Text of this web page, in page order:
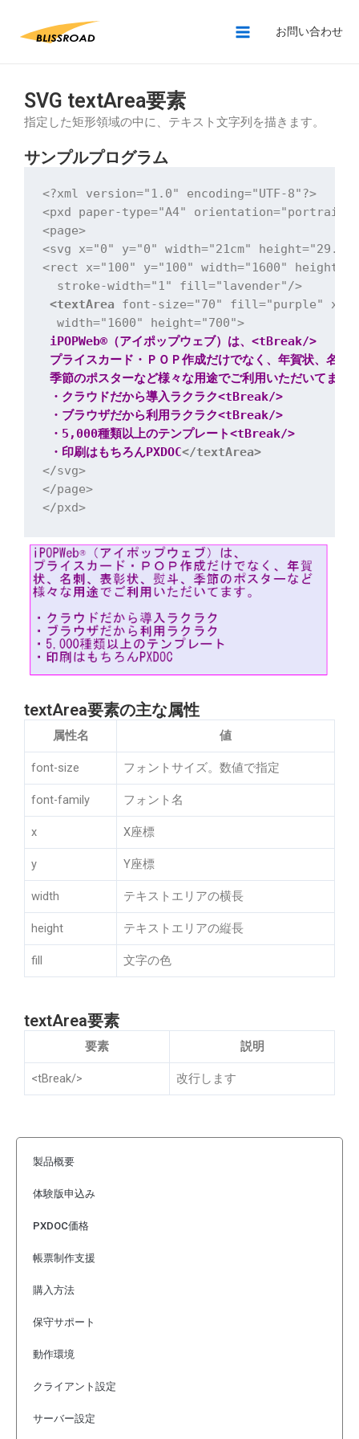
お問い合わせ
SVG textArea要素
指定した矩形領域の中に、テキスト文字列を描きます。
サンプルプログラム
<?xml version="1.0" encoding="UTF-8"?>
<pxd paper-type="A4"
<page>
<svg x="0" y="0" width="21cm"
<rect x="100" y="100" width="1600"
stroke-width="1" fill="lavender"/>
<textArea font-size="70" fill="purple"
width="1600" height="700">
iPOPWeb®（アイポップウェブ）は、<tBreak/>
プライスカード・ＰＯＰ作成だけでなく、年賀状、名刺
季節のポスターなど様々な用途でご利用いただいて
・クラウドだから導入ラクラク<tBreak/>
・ブラウザだから利用ラクラク<tBreak/>
・5,000種類以上のテンプレート<tBreak/>
・印刷はもちろんPXDOC</textArea>
</svg>
</page>
textArea要素の主な属性
属性名 値
font-size フォントサイズ。数値で指定
font-family フォント名
x X座標
y Y座標
width テキストエリアの横長
height テキストエリアの縦長
fill 文字の色
textArea要素
要素 説明
<tBreak/> 改行します
製品概要
体験版申込み
PXDOC価格
帳票制作支援
購入方法
保守サポート
動作環境
クライアント設定
サーバー設定